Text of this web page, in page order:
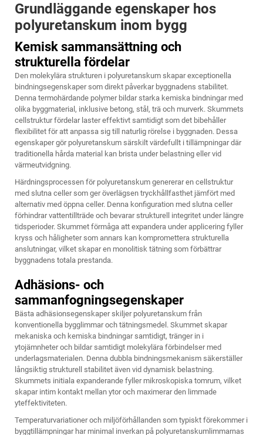
Grundläggande egenskaper hos
polyuretanskum inom bygg
Kemisk sammansättning och
strukturella fördelar
Den molekylära strukturen i polyuretanskum skapar exceptionella
bindningsegenskaper som direkt påverkar byggnadens stabilitet.
Denna termohärdande polymer bildar starka kemiska bindningar med
olika byggmaterial, inklusive betong, stål, trä och murverk. Skummets
cellstruktur fördelar laster effektivt samtidigt som det bibehåller
flexibilitet för att anpassa sig till naturlig rörelse i byggnaden. Dessa
egenskaper gör polyuretanskum särskilt värdefullt i tillämpningar där
traditionella hårda material kan brista under belastning eller vid
värmeutvidgning.
Härdningsprocessen för polyuretanskum genererar en cellstruktur
med slutna celler som ger överlägsen tryckhållfasthet jämfört med
alternativ med öppna celler. Denna konfiguration med slutna celler
förhindrar vattentillträde och bevarar strukturell integritet under längre
tidsperioder. Skummet förmåga att expandera under applicering fyller
kryss och håligheter som annars kan kompromettera strukturella
anslutningar, vilket skapar en monolitisk tätning som förbättrar
byggnadens totala prestanda.
Adhäsions- och
sammanfogningsegenskaper
Bästa adhäsionsegenskaper skiljer polyuretanskum från
konventionella bygglimmar och tätningsmedel. Skummet skapar
mekaniska och kemiska bindningar samtidigt, tränger in i
ytojämnheter och bildar samtidigt molekylära förbindelser med
underlagsmaterialen. Denna dubbla bindningsmekanism säkerställer
långsiktig strukturell stabilitet även vid dynamisk belastning.
Skummets initiala expanderande fyller mikroskopiska tomrum, vilket
skapar intim kontakt mellan ytor och maximerar den limmade
yteffektiviteten.
Temperaturvariationer och miljöförhållanden som typiskt förekommer i
byggtillämpningar har minimal inverkan på polyuretanskumlimmarnas